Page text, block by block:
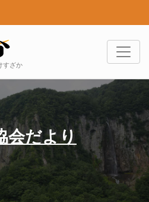
すざか
会だより